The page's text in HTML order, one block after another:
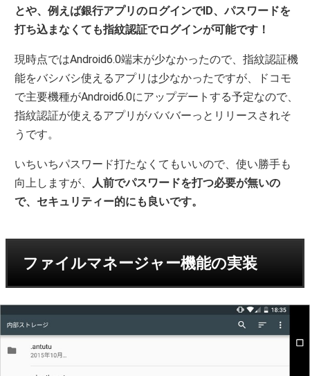
とや、例えば銀行アプリのログインでID、パスワードを
打ち込まなくても指紋認証でログインが可能です！
現時点ではAndroid6.0端末が少なかったので、指紋認証機
能をバシバシ使えるアプリは少なかったですが、ドコモ
で主要機種がAndroid6.0にアップデートする予定なので、
指紋認証が使えるアプリがバババーっとリリースされそ
うです。
いちいちパスワード打たなくてもいいので、使い勝手も
向上しますが、 人前でパスワードを打つ必要が無いの
で、セキュリティー的にも良いです。
ファイルマネージャー機能の実装